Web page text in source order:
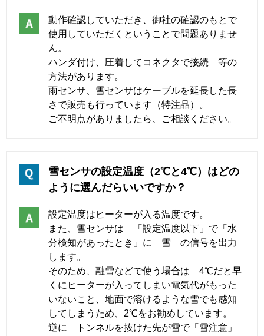
動作確認していただき、御社の確認のもとで
使用していただくということで問題ありませ
ん。
ハンダ付け、圧着してコネクタで接続 等の
方法があります。
雨センサ、雪センサはケーブルを延長した長
さで販売も行っています（特注品）。
ご不明点がありましたら、ご相談ください。
雪センサの設定温度（2℃と4℃）はどの
ように選んだらいいですか？
設定温度はヒーターが入る温度です。
また、雪センサは 「設定温度以下」で「水
分検知があったとき」に 雪 の信号を出力
します。
そのため、融雪などで使う場合は 4℃だと早
くにヒーターが入ってしまい電気代がもった
いないこと、地面で溶けるような雪でも感知
してしまうため、2℃をお勧めしています。
逆に トンネルを抜けた先が雪で「雪注意」